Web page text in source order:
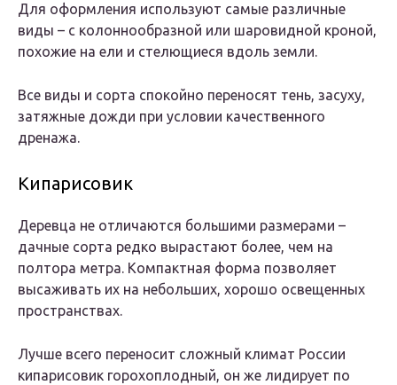
Для оформления используют самые различные
виды – с колоннообразной или шаровидной кроной,
похожие на ели и стелющиеся вдоль земли.
Все виды и сорта спокойно переносят тень, засуху,
затяжные дожди при условии качественного
дренажа.
Кипарисовик
Деревца не отличаются большими размерами –
дачные сорта редко вырастают более, чем на
полтора метра. Компактная форма позволяет
высаживать их на небольших, хорошо освещенных
пространствах.
Лучше всего переносит сложный климат России
кипарисовик горохоплодный, он же лидирует по